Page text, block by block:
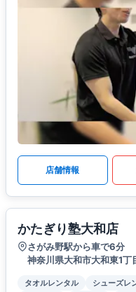
店舗情報
かたぎり塾大和店
さがみ野駅から車で6分
神奈川県大和市大和東1
タオルレンタル シューズレ